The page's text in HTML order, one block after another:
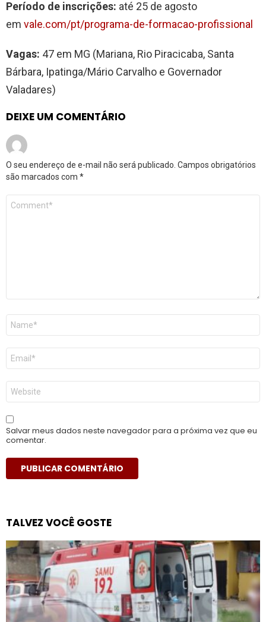
Período de inscrições: até 25 de agosto
em vale.com/pt/programa-de-formacao-profissional
Vagas: 47 em MG (Mariana, Rio Piracicaba, Santa
Bárbara, Ipatinga/Mário Carvalho e Governador
Valadares)
DEIXE UM COMENTÁRIO
O seu endereço de e-mail não será publicado. Campos obrigatórios
são marcados com *
Comentário
Nome
E-
mail
*
Site
Salvar meus dados neste navegador para a próxima vez que eu
comentar.
TALVEZ VOCÊ GOSTE